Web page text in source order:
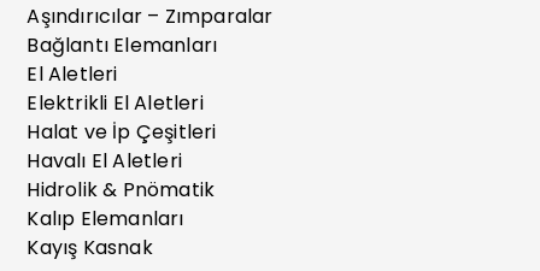
Aşındırıcılar – Zımparalar
Bağlantı Elemanları
El Aletleri
Elektrikli El Aletleri
Halat ve İp Çeşitleri
Havalı El Aletleri
Hidrolik & Pnömatik
Kalıp Elemanları
Kayış Kasnak